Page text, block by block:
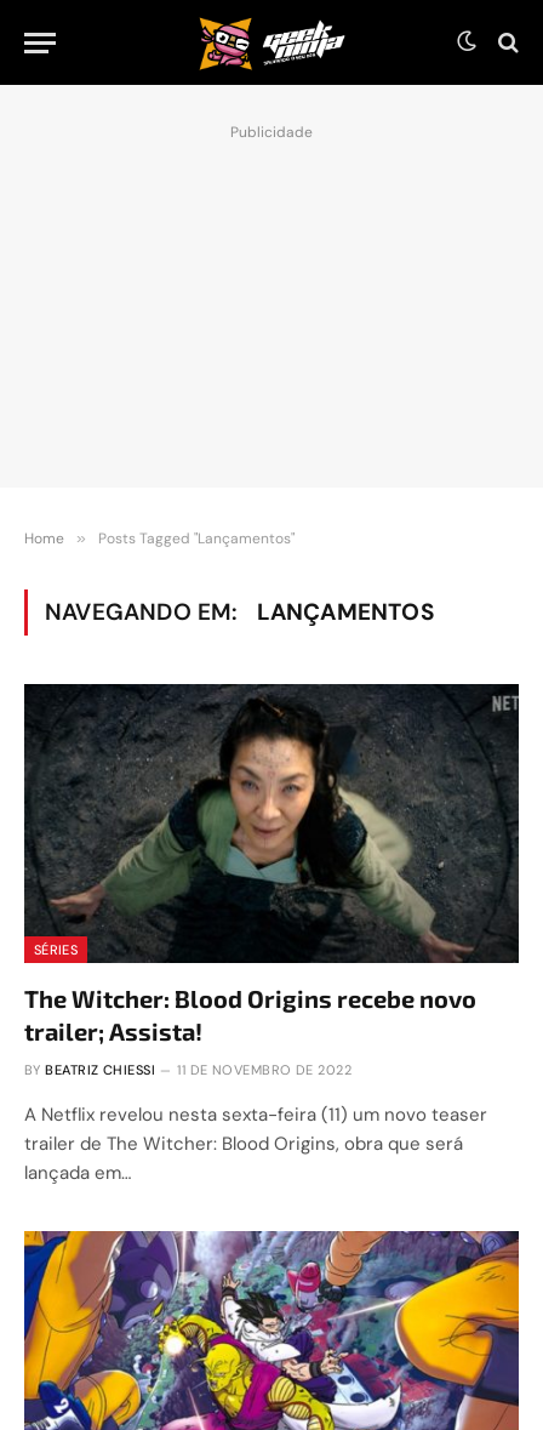
Publicidade
Home » Posts Tagged "Lançamentos"
NAVEGANDO EM: LANÇAMENTOS
SÉRIES
The Witcher: Blood Origins recebe novo
trailer; Assista!
BY BEATRIZ CHIESSI 11 DE NOVEMBRO DE 2022
A Netflix revelou nesta sexta-feira (11) um novo teaser
trailer de The Witcher: Blood Origins, obra que será
lançada em…